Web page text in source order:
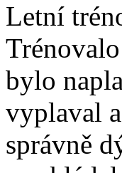
Letní
bylo
vyplaval
správně